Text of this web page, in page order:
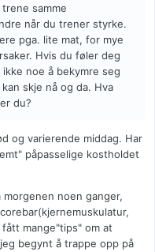
samme
når du trener styrke.
pga. lite mat, for mye
Hvis du føler deg
noe å bekymre seg
skje nå og da. Hva
du?
og varierende middag. Har
påpasselige kostholdet
noen ganger,
mange"tips" om at
begynt å trappe opp på